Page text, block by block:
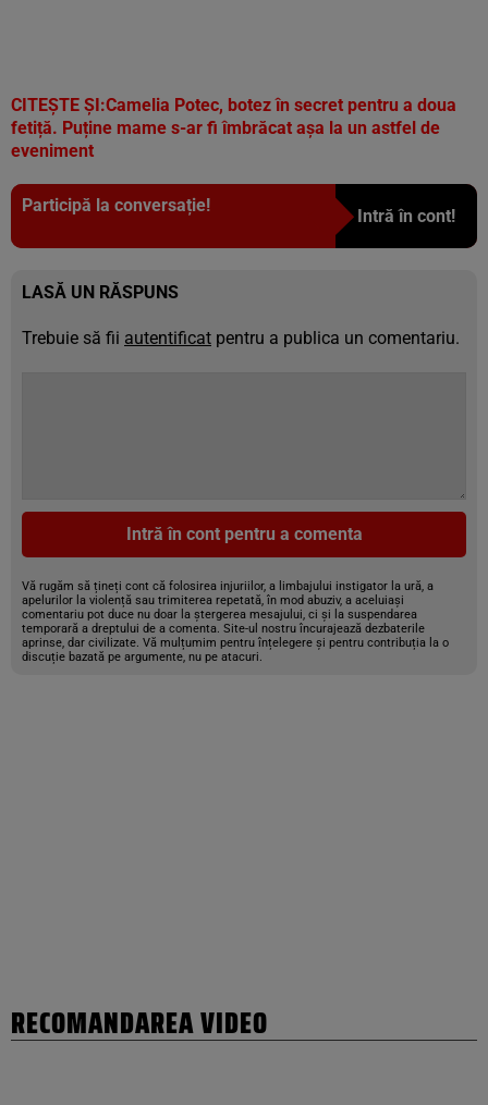
CITEȘTE ȘI:Camelia Potec, botez în secret pentru a doua
fetiță. Puține mame s-ar fi îmbrăcat așa la un astfel de
eveniment
Participă la conversație!
Intră în cont!
LASĂ UN RĂSPUNS
Trebuie să fii autentificat pentru a publica un comentariu.
Intră în cont pentru a comenta
Vă rugăm să țineți cont că folosirea injuriilor, a limbajului instigator la ură, a
apelurilor la violență sau trimiterea repetată, în mod abuziv, a aceluiași
comentariu pot duce nu doar la ștergerea mesajului, ci și la suspendarea
temporară a dreptului de a comenta. Site-ul nostru încurajează dezbaterile
aprinse, dar civilizate. Vă mulțumim pentru înțelegere și pentru contribuția la o
discuție bazată pe argumente, nu pe atacuri.
RECOMANDAREA VIDEO